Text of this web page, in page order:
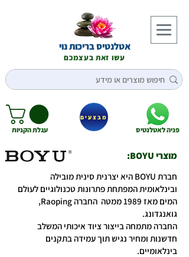
אטלנטיס בריכות נוי
עשו זאת בעצמכם
פניה לאטלנטיס עגלת הקניות
מבצעים
מוצרי BOYU:
חברת BOYU היא יצרנית סינית מובילה
ובינלאומית המפתחת פתרונות טכנולוגיים לעולם
המים מאז 1989 ממטה החברה Raoping,
גואנגדונג.
החברה מתמחה בייצור ציוד איכותי המשלב
חדשנות ומחיר נגיש תוך עמידה בתקנים
בינלאומיים.